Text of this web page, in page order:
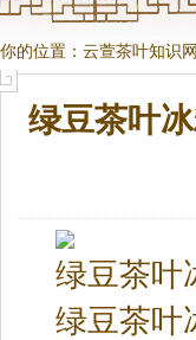
你的位置： 云萱茶叶知识网
绿豆茶叶
绿豆茶叶
绿豆茶叶